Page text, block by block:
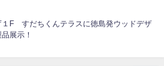
１F すだちくんテラスに徳島発ウッドデザ
展示！